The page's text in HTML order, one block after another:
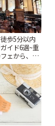
歩5分以内
イド6選~重
ェから、改
まで~ | こと